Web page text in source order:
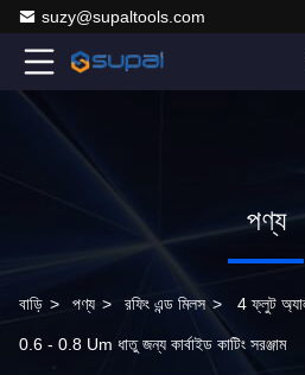
suzy@supaltools.com
পণ্য
বাড়ি > পণ্য > রফিং এন্ড মিলস > 4 ফ্লুট
0.6 - 0.8 Um ধাতু জন্য কার্বাইড কাটিং সরঞ্জাম